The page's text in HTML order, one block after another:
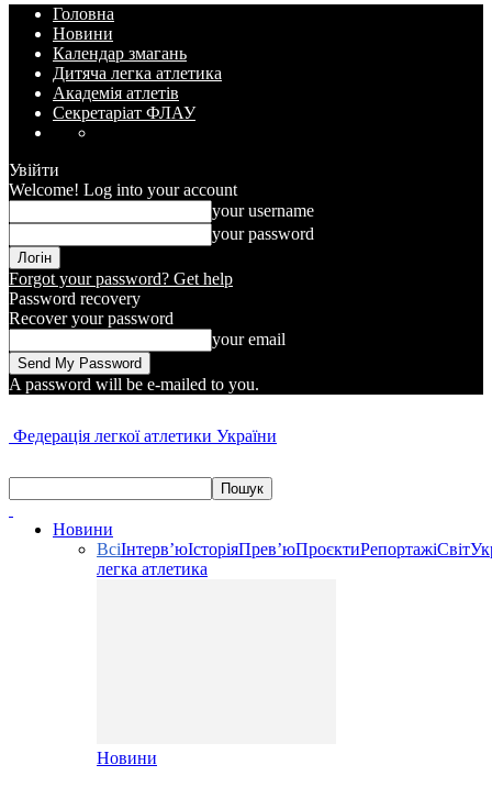
Головна
Новини
Календар змагань
Дитяча легка атлетика
Академія атлетів
Секретаріат ФЛАУ
Увійти
Welcome! Log into your account
your username
your password
Forgot your password? Get help
Password recovery
Recover your password
your email
A password will be e-mailed to you.
Федерація легкої атлетики України
Новини
ВсіІнтерв’юІсторіяПрев’юПроєктиРепортажіСвіт
легка атлетика
Новини